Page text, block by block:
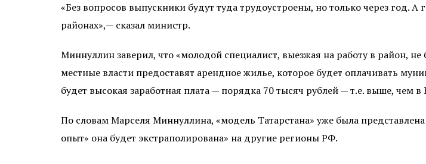
«Без вопросов выпускники будут туда трудоустроены, но только через год.
районах»,— сказал министр.
Миннуллин заверил, что «молодой специалист, выезжая на работу в район,
местные власти предоставят арендное жилье, которое будет оплачивать
будет высокая заработная плата — порядка 70 тысяч рублей — т.е. выше, чем
По словам Марселя Миннуллина, «модель Татарстана» уже была
опыт» она будет экстраполирована» на другие регионы РФ.